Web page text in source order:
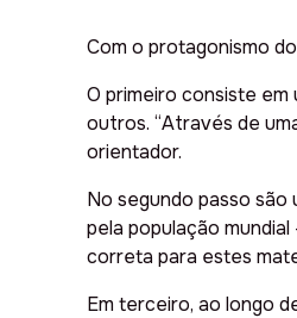
Com o protagonismo
O primeiro consiste
outros. “Através de
orientador.
No segundo passo
pela população
correta para estes
Em terceiro, ao longo